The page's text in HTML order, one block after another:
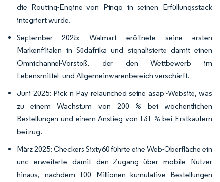
die Routing-Engine von Pingo in seinen Erfüllungsstack
integriert wurde.
September 2025: Walmart eröffnete seine ersten
Markenfilialen in Südafrika und signalisierte damit einen
Omnichannel-Vorstoß, der den Wettbewerb im
Lebensmittel- und Allgemeinwarenbereich verschärft.
Juni 2025: Pick n Pay relaunched seine asap!-Website, was
zu einem Wachstum von 200 % bei wöchentlichen
Bestellungen und einem Anstieg von 131 % bei Erstkäufern
beitrug.
März 2025: Checkers Sixty60 führte eine Web-Oberfläche ein
und erweiterte damit den Zugang über mobile Nutzer
hinaus, nachdem 100 Millionen kumulative Bestellungen